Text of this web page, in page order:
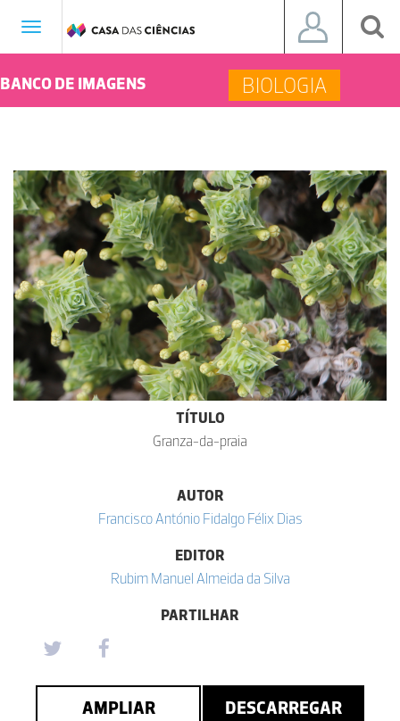
Toggle
BANCO DE IMAGENS BIOLOGIA
TÍTULO
Granza-da-praia
AUTOR
Francisco António Fidalgo Félix Dias
EDITOR
Rubim Manuel Almeida da Silva
PARTILHAR
AMPLIAR DESCARREGAR